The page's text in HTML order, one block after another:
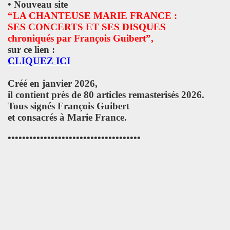
• Nouveau site
“LA CHANTEUSE MARIE FRANCE :
SES CONCERTS ET SES DISQUES
chroniqués par François Guibert”,
sur ce lien :
CLIQUEZ ICI
Créé en janvier 2026,
il contient près de 80 articles remasterisés 2026.
Tous signés François Guibert
et consacrés à Marie France.
•••••••••••••••••••••••••••••••••••••
de DICK RIVERS : au CASINO DE PARIS 2011, à
de SEBASTIEN LIFSHITZ : impressions.
au BATACLAN (Paris) : compte rendu.
dit DANIEL DARC, le 14 mars 2013 a PARIS.
(mars 2013).
le magazine papier "GONZAI" numero 1 (janvier